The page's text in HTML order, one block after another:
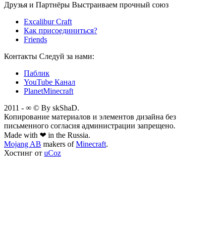
Друзья и Партнёры Выстраиваем прочный союз
Excalibur Craft
Как присоединиться?
Friends
Контакты Следуй за нами:
Паблик
YouTube Канал
PlanetMinecraft
2011 - ∞ © By skShaD.
Копирование материалов и элементов дизайна без
письменного согласия администрации запрещено.
Made with ❤ in the Russia.
Mojang AB makers ofMinecraft.
Хостинг от uCoz